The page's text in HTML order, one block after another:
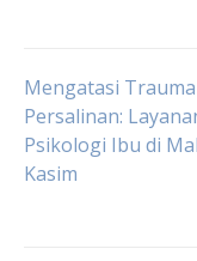
Navigasi
pos
Mengatasi Trauma
Persalinan:
Psikologi Ibu di
Kasim